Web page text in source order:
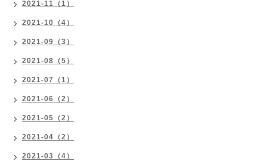
2021-11（1）
2021-10（4）
2021-09（3）
2021-08（5）
2021-07（1）
2021-06（2）
2021-05（2）
2021-04（2）
2021-03（4）